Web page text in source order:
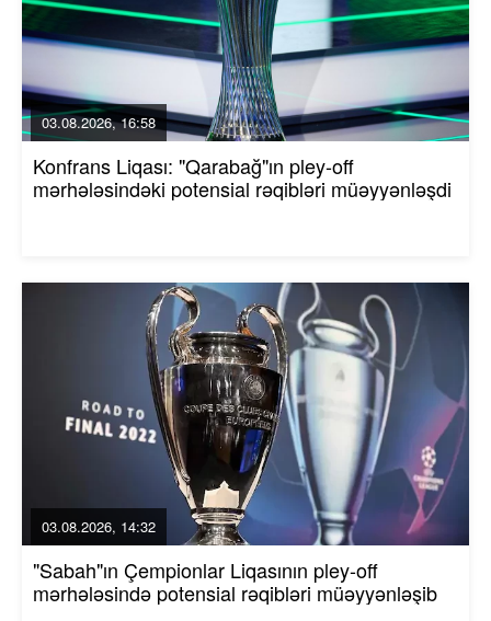
03.08.2026, 16:58
Konfrans Liqası: "Qarabağ"ın pley-off
mərhələsindəki potensial rəqibləri müəyyənləşdi
03.08.2026, 14:32
"Sabah"ın Çempionlar Liqasının pley-off
mərhələsində potensial rəqibləri müəyyənləşib